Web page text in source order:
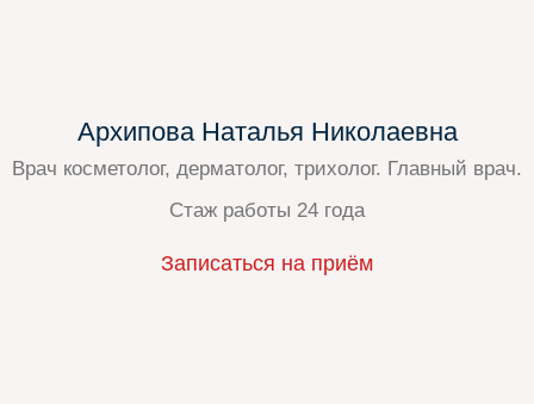
Архипова Наталья Николаевна
Врач косметолог, дерматолог, трихолог. Главный врач.
Стаж работы 24 года
Записаться на приём